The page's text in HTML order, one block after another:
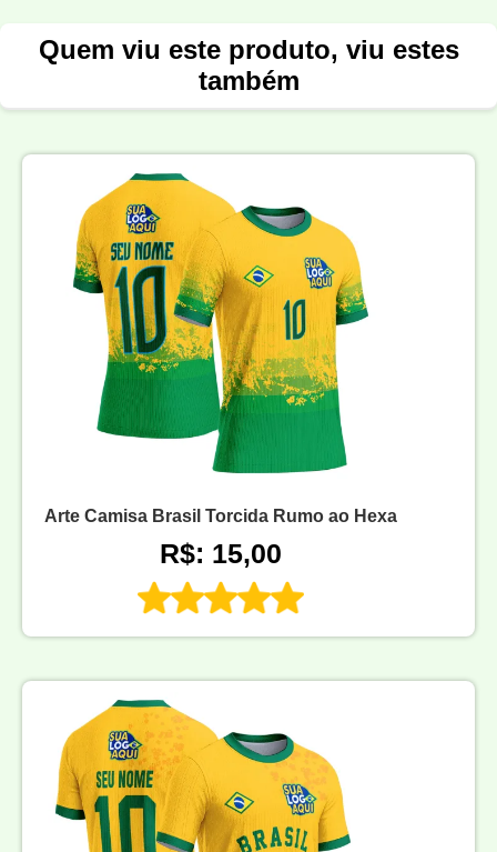
Quem viu este produto, viu estes
também
Arte Camisa Brasil Torcida Rumo ao Hexa
R$: 15,00